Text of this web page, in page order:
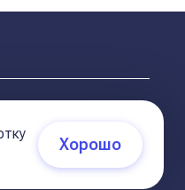
Хорошо